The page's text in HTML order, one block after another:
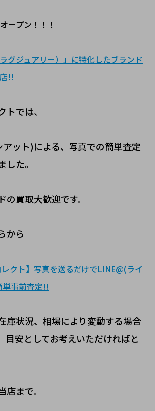
ープン！！！
グジュアリー）」に特化したブランド
!!
トでは、
アット)による、写真での簡単査定
した。
の買取大歓迎です。
から
クト】写真を送るだけでLINE@(ライ
単事前査定!!
庫状況、相場により変動する場合
目安としてお考えいただければと
店まで。